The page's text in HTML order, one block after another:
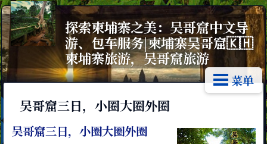
探索柬埔寨之美：吴哥窟中文导
游、包车服务|柬埔寨吴哥窟🇰🇭
柬埔寨旅游，吴哥窟旅游
菜单
吴哥窟三日，小圈大圈外圈
吴哥窟三日，小圈大圈外圈